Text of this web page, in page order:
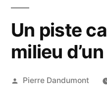
Un piste
milieu
Publié
Pierre Dandumont